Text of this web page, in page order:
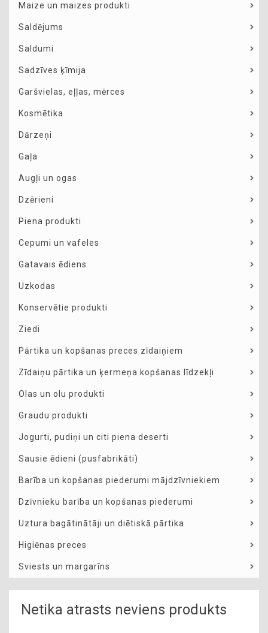
Maize un maizes produkti
Saldējums
Saldumi
Sadzīves ķīmija
Garšvielas, eļļas, mērces
Kosmētika
Dārzeņi
Gaļa
Augļi un ogas
Dzērieni
Piena produkti
Cepumi un vafeles
Gatavais ēdiens
Uzkodas
Konservētie produkti
Ziedi
Pārtika un kopšanas preces zīdaiņiem
Zīdaiņu pārtika un ķermeņa kopšanas līdzekļi
Olas un olu produkti
Graudu produkti
Jogurti, pudiņi un citi piena deserti
Sausie ēdieni (pusfabrikāti)
Barība un kopšanas piederumi mājdzīvniekiem
Dzīvnieku barība un kopšanas piederumi
Uztura bagātinātāji un diētiskā pārtika
Higiēnas preces
Sviests un margarīns
Netika atrasts neviens produkts